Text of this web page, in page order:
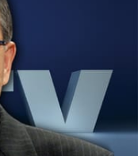
البرامج
جدول البرامج